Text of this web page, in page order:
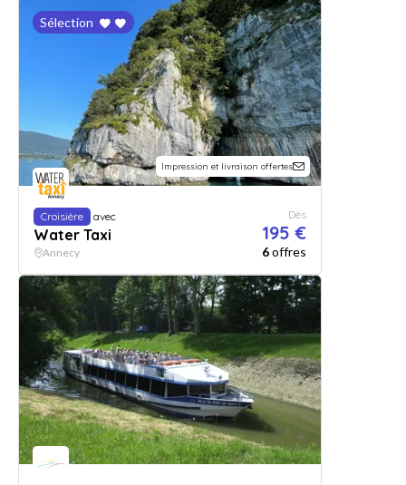
Sélection
Impression et livraison offertes
Croisière avec
Water Taxi
Dès
195 €
Annecy 6offres